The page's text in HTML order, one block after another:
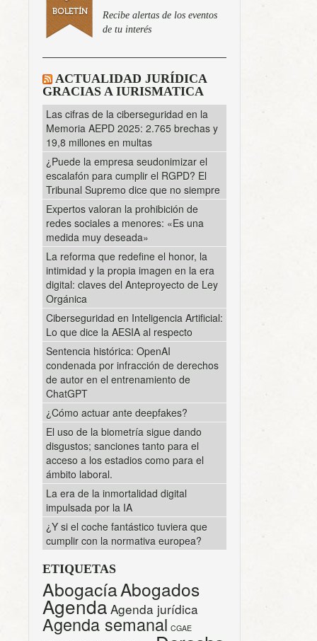
Recibe alertas de los eventos
de tu interés
ACTUALIDAD JURÍDICA
GRACIAS A IURISMATICA
Las cifras de la ciberseguridad en la
Memoria AEPD 2025: 2.765 brechas y
19,8 millones en multas
¿Puede la empresa seudonimizar el
escalafón para cumplir el RGPD? El
Tribunal Supremo dice que no siempre
Expertos valoran la prohibición de
redes sociales a menores: «Es una
medida muy deseada»
La reforma que redefine el honor, la
intimidad y la propia imagen en la era
digital: claves del Anteproyecto de Ley
Orgánica
Ciberseguridad en Inteligencia Artificial:
Lo que dice la AESIA al respecto
Sentencia histórica: OpenAI
condenada por infracción de derechos
de autor en el entrenamiento de
ChatGPT
¿Cómo actuar ante deepfakes?
El uso de la biometría sigue dando
disgustos; sanciones tanto para el
acceso a los estadios como para el
ámbito laboral.
La era de la inmortalidad digital
impulsada por la IA
¿Y si el coche fantástico tuviera que
cumplir con la normativa europea?
ETIQUETAS
AbogacíaAbogados
Agenda Agenda jurídica
Agenda semanal CGAE